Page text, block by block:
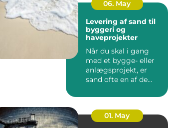
06. May
Levering af sand til
byggeri og
haveprojekter
Når du skal i gang
med et bygge- eller
anlægsprojekt, er
sand ofte en af de
Uan...
01. May